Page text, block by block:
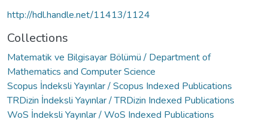
http://hdl.handle.net/11413/1124
Collections
Matematik ve Bilgisayar Bölümü / Department of
Mathematics and Computer Science
Scopus İndeksli Yayınlar / Scopus Indexed Publications
TRDizin İndeksli Yayınlar / TRDizin Indexed Publications
WoS İndeksli Yayınlar / WoS Indexed Publications